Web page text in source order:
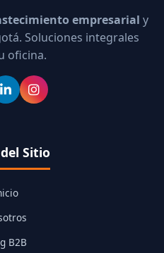
empresarial y
Soluciones integrales
oficina.
Sitio
B2B